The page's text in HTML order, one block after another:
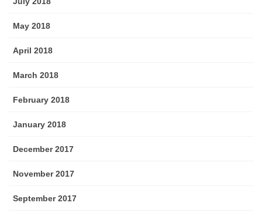
May 2018
April 2018
March 2018
February 2018
January 2018
December 2017
November 2017
September 2017